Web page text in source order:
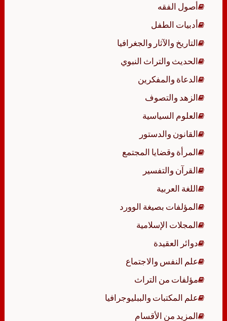
أصول الفقه
أدبيات الطفل
التاريخ والآثار والجغرافيا
الحديث والتراث النبوي
الدعاة والمفكرين
الزهد والتصوف
العلوم السياسية
القانون والدستور
المرأة وقضايا المجتمع
القرآن والتفسير
اللغة العربية
المؤلفات بصيغة الوورد
المجلات الإسلامية
دوائر العقيدة
علم النفس والاجتماع
مؤلفات من التراث
علم المكتبات والببليوجرافيا
المزيد من الأقسام